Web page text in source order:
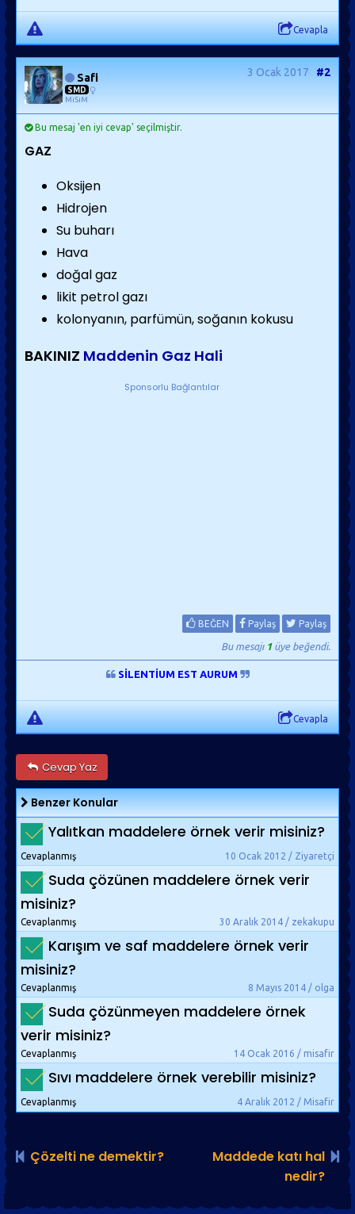
Cevapla
Safi
SMD
MiSiM
3 Ocak 2017 #2
Bu mesaj 'en iyi cevap' seçilmiştir.
GAZ
Oksijen
Hidrojen
Su buharı
Hava
doğal gaz
likit petrol gazı
kolonyanın, parfümün, soğanın kokusu
BAKINIZ Maddenin Gaz Hali
Sponsorlu Bağlantılar
BEĞEN Paylaş Paylaş
Bu mesajı 1üye beğendi.
SİLENTİUM EST AURUM
Cevapla
Cevap Yaz
Benzer Konular
Yalıtkan maddelere örnek verir misiniz?
10 Ocak 2012 / Ziyaretçi
Cevaplanmış
Suda çözünen maddelere örnek verir
misiniz?
30 Aralık 2014 / zekakupu
Cevaplanmış
Karışım ve saf maddelere örnek verir
misiniz?
8 Mayıs 2014 / olga
Cevaplanmış
Suda çözünmeyen maddelere örnek
verir misiniz?
14 Ocak 2016 / misafir
Cevaplanmış
Sıvı maddelere örnek verebilir misiniz?
4 Aralık 2012 / Misafir
Cevaplanmış
Çözelti ne demektir?
Maddede katı hal
nedir?